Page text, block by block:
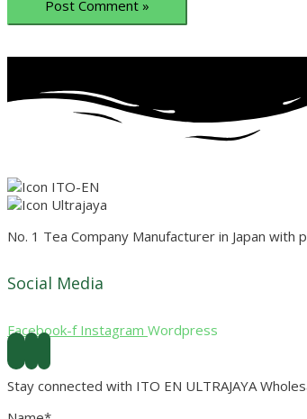
No. 1 Tea Company Manufacturer in Japan
Social Media
Facebook-f Instagram Wordpress
Stay connected with ITO EN ULTRAJAYA